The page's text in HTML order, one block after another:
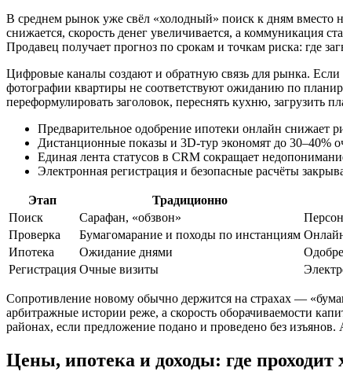
В среднем рынок уже свёл «холодный» поиск к дням вместо
снижается, скорость денег увеличивается, а коммуникация
Продавец получает прогноз по срокам и точкам риска: где
Цифровые каналы создают и обратную связь для рынка.
фотографии квартиры не соответствуют ожиданию по
переформулировать заголовок, переснять кухню,
Предварительное одобрение ипотеки онлайн снижает
Дистанционные показы и 3D-тур экономят до 30–40%
Единая лента статусов в CRM сокращает
Электронная регистрация и безопасные расчёты
Этап Традиционно
Поиск
Сарафан, «обзвон»
Проверка
Бумагомарание и походы по инстанциям
Ипотека
Ожидание днями
Регистрация Очные визиты
Сопротивление новому обычно держится на страхах —
арбитражные истории реже, а скорость оборачиваемости
районах, если предложение подано и проведено без
Цены, ипотека и доходы: где проходит